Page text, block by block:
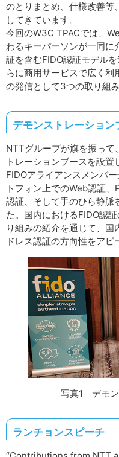
のとりまとめ、仕様改善等
してきています。
今回のW3C TPACでは、
わるキーパーソンが一同に
証を含むFIDO認証モデル
らに商用サービスで広く利
の発信として3つの取り組
デモンストレーション
NTTグループが旗を振って
トレーションブースを設
FIDOアライアンスメンバ
トフォン上でのWeb認証
認証、そして手のひら静脈
た。国内におけるFIDO認
り組みの紹介を通じて、
ドレス認証の方向性をアピ
写真1 デモン
ランチョンスピーチ